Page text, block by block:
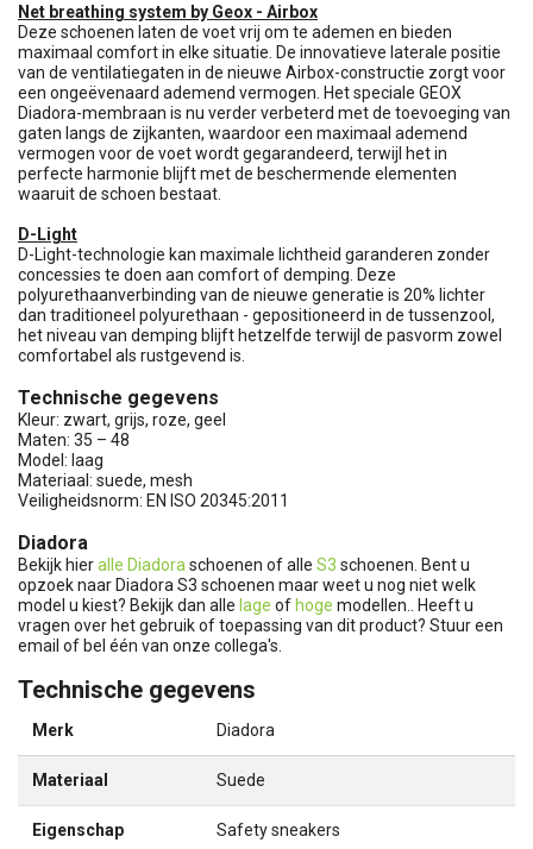
Net breathing system by Geox - Airbox
Deze schoenen laten de voet vrij om te ademen en bieden
maximaal comfort in elke situatie. De innovatieve laterale positie
van de ventilatiegaten in de nieuwe Airbox-constructie zorgt voor
een ongeëvenaard ademend vermogen. Het speciale GEOX
Diadora-membraan is nu verder verbeterd met de toevoeging van
gaten langs de zijkanten, waardoor een maximaal ademend
vermogen voor de voet wordt gegarandeerd, terwijl het in
perfecte harmonie blijft met de beschermende elementen
waaruit de schoen bestaat.
D-Light
D-Light-technologie kan maximale lichtheid garanderen zonder
concessies te doen aan comfort of demping. Deze
polyurethaanverbinding van de nieuwe generatie is 20% lichter
dan traditioneel polyurethaan - gepositioneerd in de tussenzool,
het niveau van demping blijft hetzelfde terwijl de pasvorm zowel
comfortabel als rustgevend is.
Technische gegevens
Kleur: zwart, grijs, roze, geel
Maten: 35 – 48
Model: laag
Materiaal: suede, mesh
Veiligheidsnorm: EN ISO 20345:2011
Diadora
Bekijk hieralle Diadora schoenen of alle S3 schoenen. Bent u
opzoek naar Diadora S3 schoenen maar weet u nog niet welk
model u kiest? Bekijk dan alle lage of hoge modellen.. Heeft u
vragen over het gebruik of toepassing van dit product? Stuur een
email of bel één van onze collega's.
Technische gegevens
Merk Diadora
Materiaal Suede
Eigenschap Safety sneakers